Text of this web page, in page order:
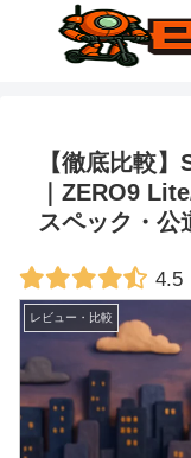
【徹底比較
｜ZERO9
スペック・公
4.5
レビュー・比較